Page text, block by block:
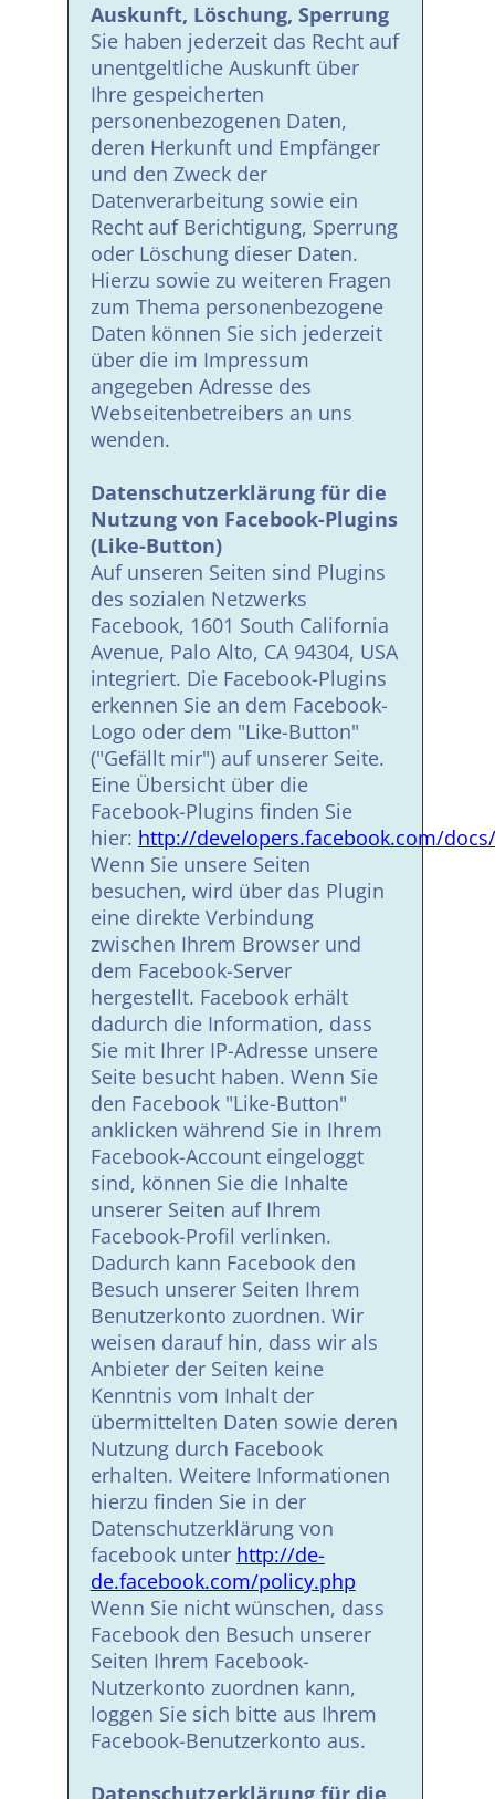
Auskunft, Löschung, Sperrung
Sie haben jederzeit das Recht auf
unentgeltliche Auskunft über
Ihre gespeicherten
personenbezogenen Daten,
deren Herkunft und Empfänger
und den Zweck der
Datenverarbeitung sowie ein
Recht auf Berichtigung, Sperrung
oder Löschung dieser Daten.
Hierzu sowie zu weiteren Fragen
zum Thema personenbezogene
Daten können Sie sich jederzeit
über die im Impressum
angegeben Adresse des
Webseitenbetreibers an uns
wenden.
Datenschutzerklärung für die
Nutzung von Facebook-Plugins
(Like-Button)
Auf unseren Seiten sind Plugins
des sozialen Netzwerks
Facebook, 1601 South California
Avenue, Palo Alto, CA 94304, USA
integriert. Die Facebook-Plugins
erkennen Sie an dem Facebook-
Logo oder dem "Like-Button"
("Gefällt mir") auf unserer Seite.
Eine Übersicht über die
Facebook-Plugins finden Sie
hier: http://developers.facebook.com/
Wenn Sie unsere Seiten
besuchen, wird über das Plugin
eine direkte Verbindung
zwischen Ihrem Browser und
dem Facebook-Server
hergestellt. Facebook erhält
dadurch die Information, dass
Sie mit Ihrer IP-Adresse unsere
Seite besucht haben. Wenn Sie
den Facebook "Like-Button"
anklicken während Sie in Ihrem
Facebook-Account eingeloggt
sind, können Sie die Inhalte
unserer Seiten auf Ihrem
Facebook-Profil verlinken.
Dadurch kann Facebook den
Besuch unserer Seiten Ihrem
Benutzerkonto zuordnen. Wir
weisen darauf hin, dass wir als
Anbieter der Seiten keine
Kenntnis vom Inhalt der
übermittelten Daten sowie deren
Nutzung durch Facebook
erhalten. Weitere Informationen
hierzu finden Sie in der
Datenschutzerklärung von
facebook unter http://de-
de.facebook.com/policy.php
Wenn Sie nicht wünschen, dass
Facebook den Besuch unserer
Seiten Ihrem Facebook-
Nutzerkonto zuordnen kann,
loggen Sie sich bitte aus Ihrem
Facebook-Benutzerkonto aus.
Datenschutzerklärung für die